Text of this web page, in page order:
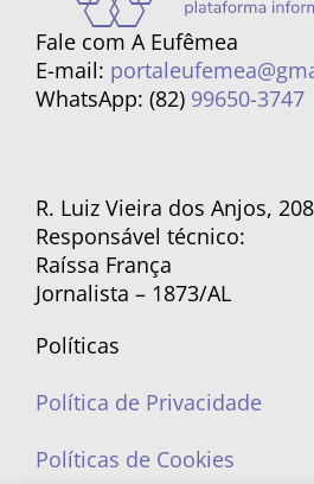
Fale com A Eufêmea
E-mail:
WhatsApp: (82) 99650-3747
R. Luiz Vieira dos Anjos,
Responsável técnico:
Raíssa França
Jornalista – 1873/AL
Políticas
Política de Privacidade
Políticas de Cookies